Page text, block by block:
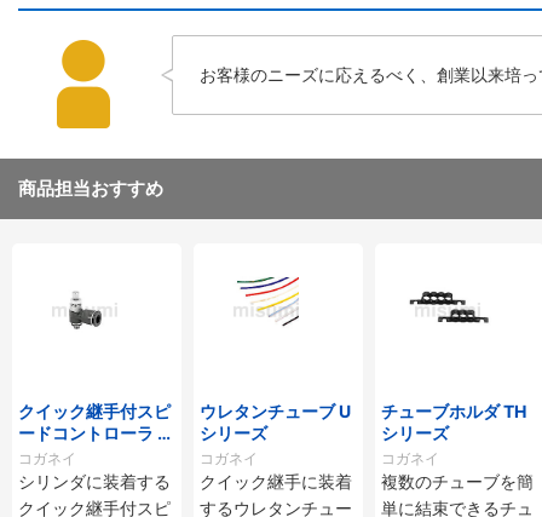
お客様のニーズに応えるべく、創業以来培
商品担当おすすめ
クイック継手付スピ
ードコントローラ ス
タンダードタイプ S
C□-M・SS□-Mシ
リーズ
コガネイ
シリンダに装着する
クイック継手付スピ
ウレタンチューブ U
シリーズ
コガネイ
クイック継手に装着
するウレタンチュー
チューブホルダ TH
シリーズ
コガネイ
複数のチューブを簡
単に結束できるチュ